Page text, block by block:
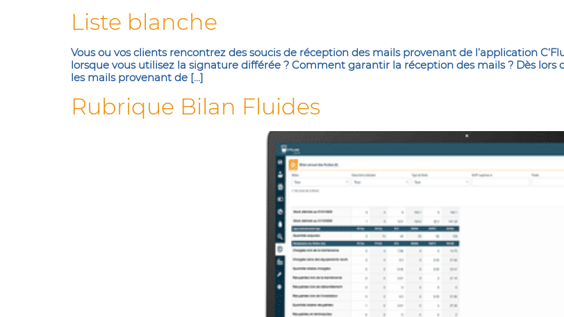
Liste blanche
Vous ou vos clients rencontrez des soucis de réception des mails provenant de l’application
lorsque vous utilisez la signature différée ? Comment garantir la réception des mails ? Dès
les mails provenant de […]
Rubrique Bilan Fluides